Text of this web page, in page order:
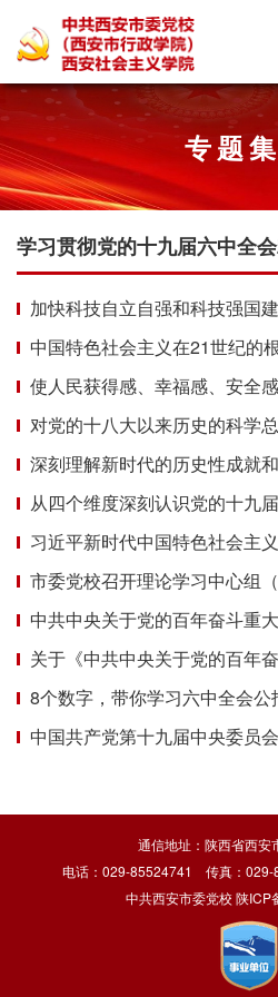
专题
学习贯彻党的十九届六中全
加快科技自立自强和科技强国
中国特色社会主义在21世纪的
对党的十八大以来历史的科学
深刻理解新时代的历史性成就
8个数字，带你学习六中全会公
通信地址：陕西省西安
电话：029-85524741 传真：
中共西安市委党校陕ICP